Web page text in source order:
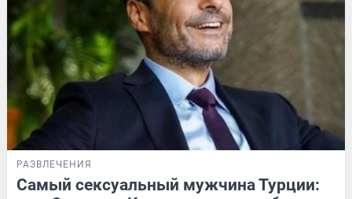
РАЗВЛЕЧЕНИЯ
Самый сексуальный мужчина Турции: